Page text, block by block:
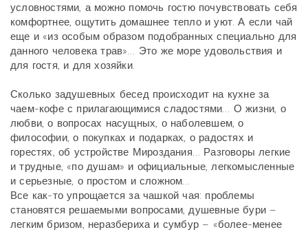
условностями, а можно помочь гостю почувствовать себя
комфортнее, ощутить домашнее тепло и уют. А если чай
еще и «из особым образом подобранных специально для
данного человека трав»… Это же море удовольствия и
для гостя, и для хозяйки.
Сколько задушевных бесед происходит на кухне за
чаем-кофе с прилагающимися сладостями… О жизни, о
любви, о вопросах насущных, о наболевшем, о
философии, о покупках и подарках, о радостях и
горестях, об устройстве Мироздания… Разговоры легкие
и трудные, «по душам» и официальные, легкомысленные
и серьезные, о простом и сложном…
Все как-то упрощается за чашкой чая: проблемы
становятся решаемыми вопросами, душевные бури –
легким бризом, неразбериха и сумбур – «более-менее